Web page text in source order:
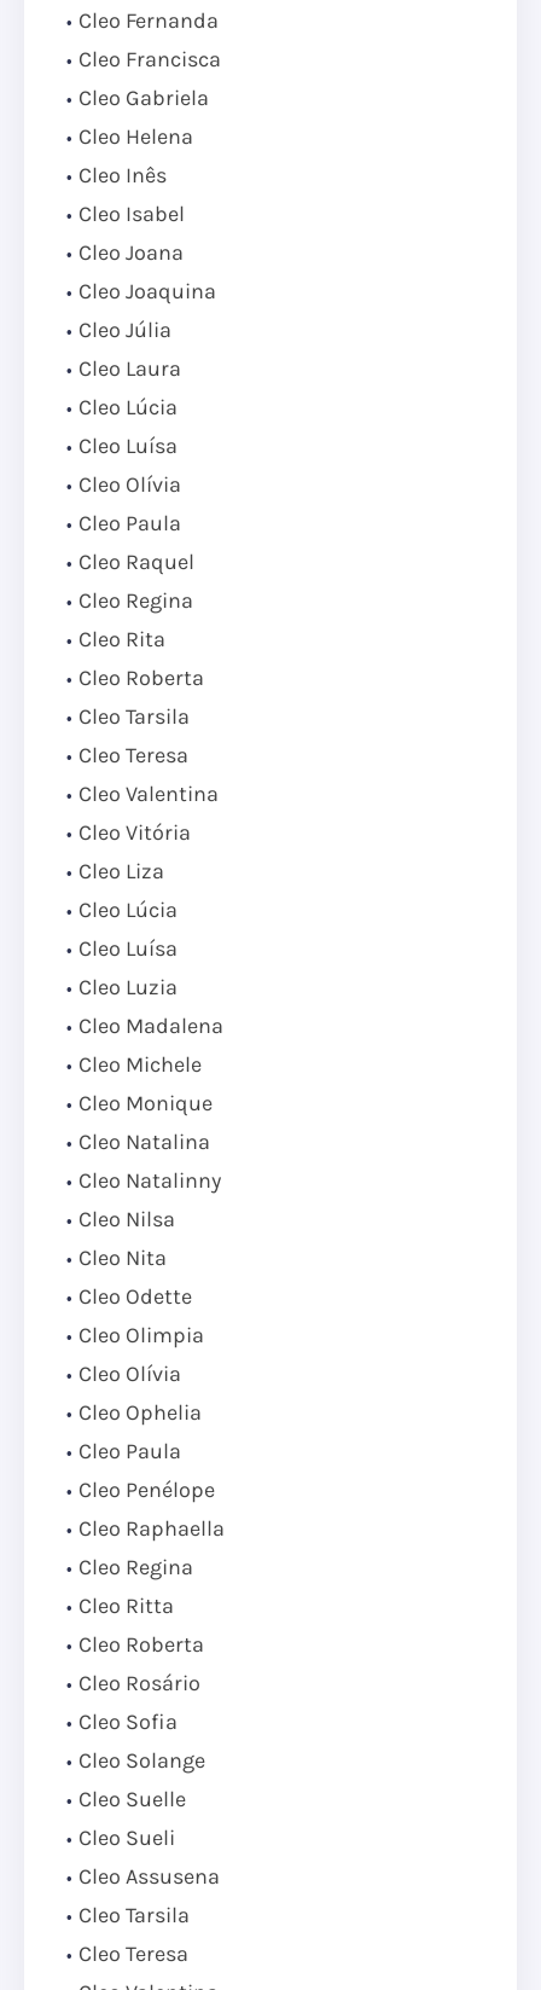
Cleo Fernanda
Cleo Francisca
Cleo Gabriela
Cleo Helena
Cleo Inês
Cleo Isabel
Cleo Joana
Cleo Joaquina
Cleo Júlia
Cleo Laura
Cleo Lúcia
Cleo Luísa
Cleo Olívia
Cleo Paula
Cleo Raquel
Cleo Regina
Cleo Rita
Cleo Roberta
Cleo Tarsila
Cleo Teresa
Cleo Valentina
Cleo Vitória
Cleo Liza
Cleo Lúcia
Cleo Luísa
Cleo Luzia
Cleo Madalena
Cleo Michele
Cleo Monique
Cleo Natalina
Cleo Natalinny
Cleo Nilsa
Cleo Nita
Cleo Odette
Cleo Olimpia
Cleo Olívia
Cleo Ophelia
Cleo Paula
Cleo Penélope
Cleo Raphaella
Cleo Regina
Cleo Ritta
Cleo Roberta
Cleo Rosário
Cleo Sofia
Cleo Solange
Cleo Suelle
Cleo Sueli
Cleo Assusena
Cleo Tarsila
Cleo Teresa